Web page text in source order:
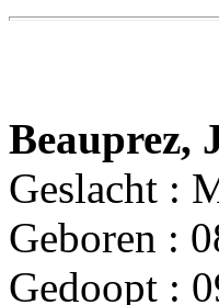
Beauprez,
Geslacht :
Geboren :
Gedoopt :